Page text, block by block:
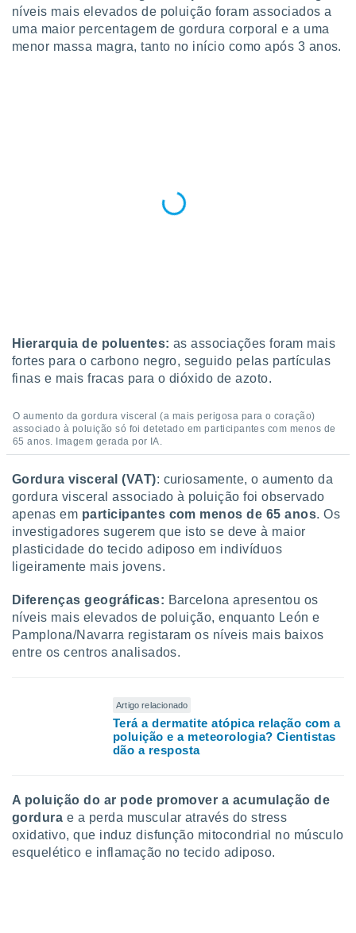
se
tal,
seu
para
criar
medir
da
medir o
dos
os
de
ou
de dados
fontes,
níveis mais elevados de poluição foram associados a
uma maior percentagem de gordura corporal e a uma
menor massa magra, tanto no início como após 3 anos.
Hierarquia de poluentes: as associações foram mais
fortes para o carbono negro, seguido pelas partículas
finas e mais fracas para o dióxido de azoto.
O aumento da gordura visceral (a mais perigosa para o coração)
associado à poluição só foi detetado em participantes com menos de
65 anos. Imagem gerada por IA.
Gordura visceral (VAT): curiosamente, o aumento da
gordura visceral associado à poluição foi observado
apenas em participantes com menos de 65 anos. Os
investigadores sugerem que isto se deve à maior
plasticidade do tecido adiposo em indivíduos
ligeiramente mais jovens.
Diferenças geográficas: Barcelona apresentou os
níveis mais elevados de poluição, enquanto León e
Pamplona/Navarra registaram os níveis mais baixos
entre os centros analisados.
Artigo relacionado
Terá a dermatite atópica relação com a
poluição e a meteorologia? Cientistas
dão a resposta
A poluição do ar pode promover a acumulação de
gordura e a perda muscular através do stress
oxidativo, que induz disfunção mitocondrial no músculo
esquelético e inflamação no tecido adiposo.